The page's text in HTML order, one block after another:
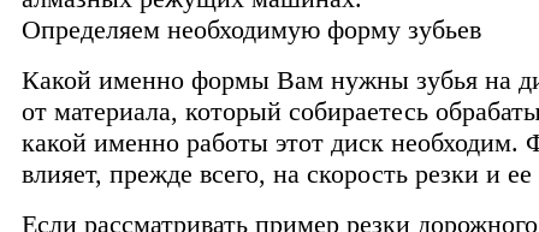
Определяем необходимую форму зубьев
Какой именно формы Вам нужны зубья на
от материала, который собираетесь
какой именно работы этот диск необходим.
влияет, прежде всего, на скорость резки и ее
Если рассматривать пример резки